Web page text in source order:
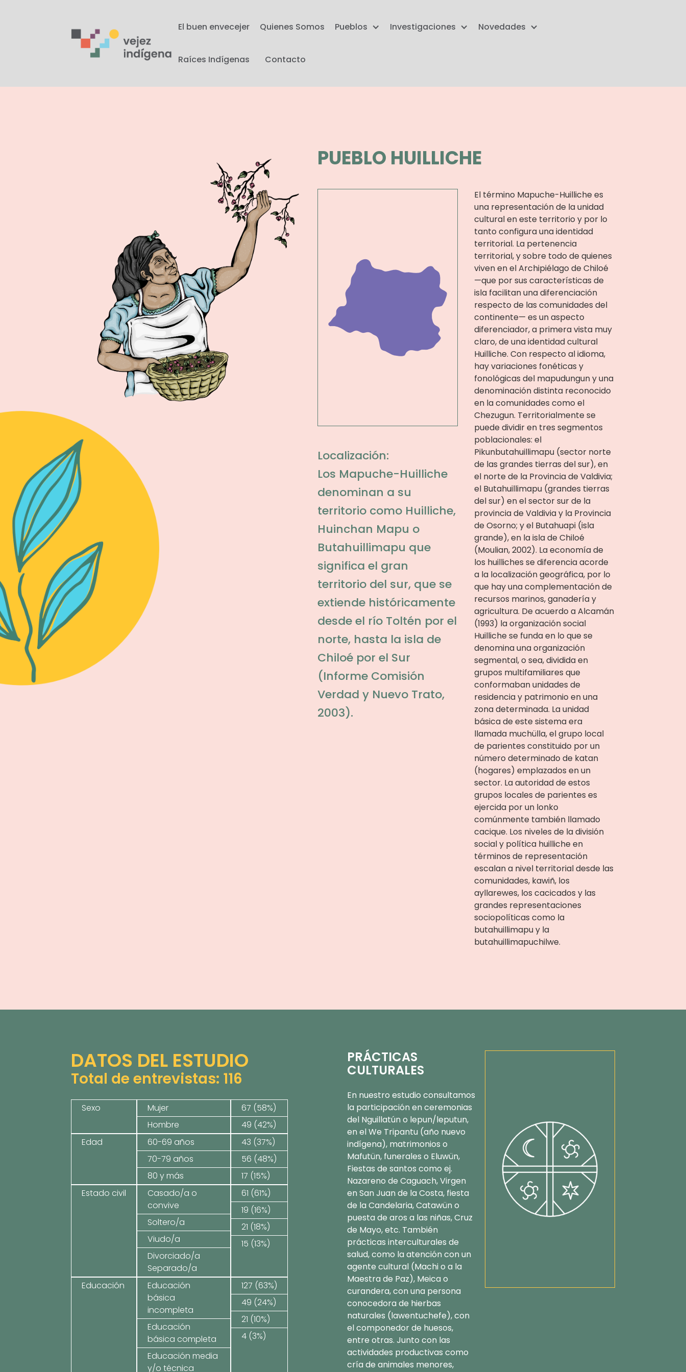
El buen envecejer Quienes Somos Pueblos Investigaciones Novedades
Raíces Indígenas Contacto
PUEBLO HUILLICHE
Localización:
Los Mapuche-Huilliche
denominan a su
territorio como Huilliche,
Huinchan Mapu o
Butahuillimapu que
significa el gran
territorio del sur, que se
extiende históricamente
desde el río Toltén por el
norte, hasta la isla de
Chiloé por el Sur
(Informe Comisión
Verdad y Nuevo Trato,
2003).
El término Mapuche-Huilliche es
una representación de la unidad
cultural en este territorio y por lo
tanto configura una identidad
territorial. La pertenencia
territorial, y sobre todo de quienes
viven en el Archipiélago de Chiloé
—que por sus características de
isla facilitan una diferenciación
respecto de las comunidades del
continente— es un aspecto
diferenciador, a primera vista muy
claro, de una identidad cultural
Huilliche. Con respecto al idioma,
hay variaciones fonéticas y
fonológicas del mapudungun y una
denominación distinta reconocido
en la comunidades como el
Chezugun. Territorialmente se
puede dividir en tres segmentos
poblacionales: el
Pikunbutahuillimapu (sector norte
de las grandes tierras del sur), en
el norte de la Provincia de Valdivia;
el Butahuillimapu (grandes tierras
del sur) en el sector sur de la
provincia de Valdivia y la Provincia
de Osorno; y el Butahuapi (isla
grande), en la isla de Chiloé
(Moulian, 2002). La economía de
los huilliches se diferencia acorde
a la localización geográfica, por lo
que hay una complementación de
recursos marinos, ganadería y
agricultura. De acuerdo a Alcamán
(1993) la organización social
Huilliche se funda en lo que se
denomina una organización
segmental, o sea, dividida en
grupos multifamiliares que
conformaban unidades de
residencia y patrimonio en una
zona determinada. La unidad
básica de este sistema era
llamada muchülla, el grupo local
de parientes constituido por un
número determinado de katan
(hogares) emplazados en un
sector. La autoridad de estos
grupos locales de parientes es
ejercida por un lonko
comúnmente también llamado
cacique. Los niveles de la división
social y política huilliche en
términos de representación
escalan a nivel territorial desde las
comunidades, kawiñ, los
ayllarewes, los cacicados y las
grandes representaciones
sociopolíticas como la
butahuillimapu y la
butahuillimapuchilwe.
DATOS DEL ESTUDIO
Total de entrevistas: 116
Sexo
Mujer
Hombre
67 (58%)
49 (42%)
Edad
60-69 años
70-79 años
80 y más
43 (37%)
56 (48%)
17 (15%)
Estado civil
Casado/a o
convive
Soltero/a
Viudo/a
Divorciado/a
Separado/a
61 (61%)
19 (16%)
21 (18%)
15 (13%)
Educación
Educación
básica
incompleta
Educación
básica completa
Educación media
y/o técnica
127 (63%)
49 (24%)
21 (10%)
4 (3%)
PRÁCTICAS
CULTURALES
En nuestro estudio consultamos
la participación en ceremonias
del Nguillatún o lepun/leputun,
en el We Tripantu (año nuevo
indígena), matrimonios o
Mafutün, funerales o Eluwün,
Fiestas de santos como ej.
Nazareno de Caguach, Virgen
en San Juan de la Costa, fiesta
de la Candelaria, Catawün o
puesta de aros a las niñas, Cruz
de Mayo, etc. También
prácticas interculturales de
salud, como la atención con un
agente cultural (Machi o a la
Maestra de Paz), Meica o
curandera, con una persona
conocedora de hierbas
naturales (lawentuchefe), con
el componedor de huesos,
entre otras. Junto con las
actividades productivas como
cría de animales menores,